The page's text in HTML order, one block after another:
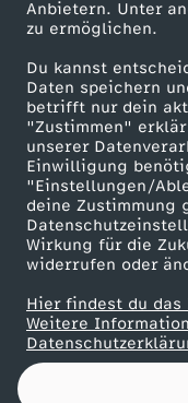
Anbietern. Unter
zu ermöglichen.
Du kannst
Daten speichern
betrifft nur dein
"Zustimmen"
unserer
Einwilligung
"Einstellungen/
deine Zustimmung
Wirkung für die
widerrufen oder
Hier findest du das
Weitere
e
y
b
a
l
l
-
Karriere
ZDF goes Schule
Werbefernsehen
Mainzelmännchen
Partner